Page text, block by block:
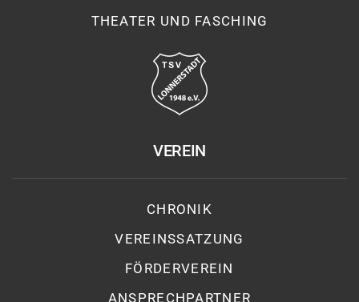
THEATER UND FASCHING
VEREIN
CHRONIK
VEREINSSATZUNG
FÖRDERVEREIN
ANSPRECHPARTNER